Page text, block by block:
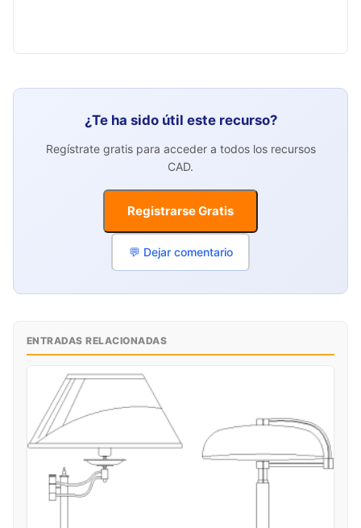
¿Te ha sido útil este recurso?
Regístrate gratis para acceder a todos los recursos
CAD.
Registrarse Gratis
💬 Dejar comentario
ENTRADAS RELACIONADAS